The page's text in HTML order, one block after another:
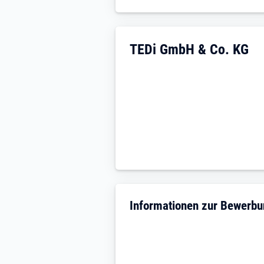
TEDi GmbH & Co. KG
Informationen zur